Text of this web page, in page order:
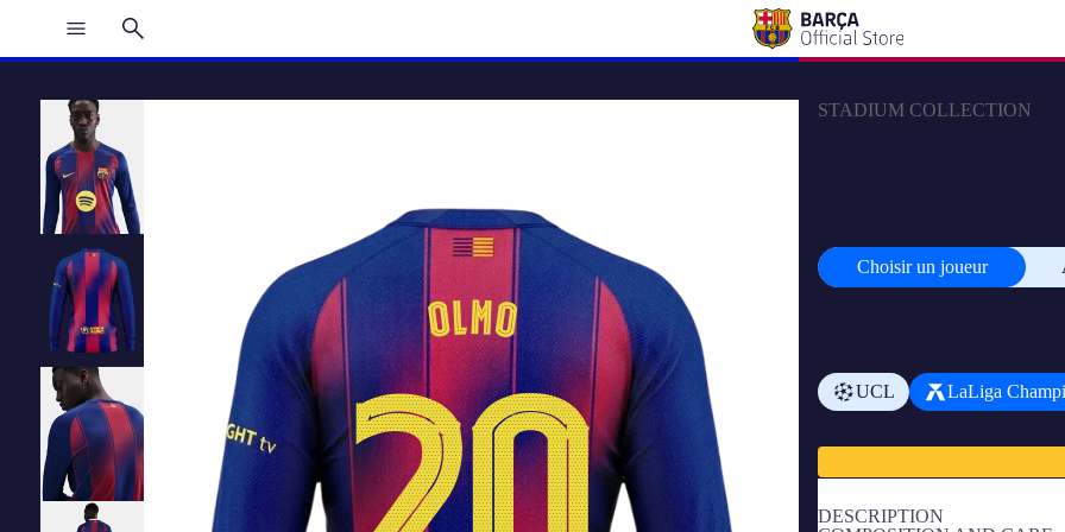
STADIUM COLLECTION
Choisir un joueur
UCL
LaLiga
DESCRIPTION